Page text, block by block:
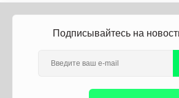
Подписывайтесь на